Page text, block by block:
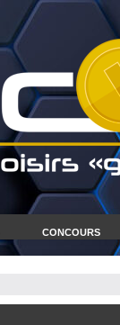
CONCOURS